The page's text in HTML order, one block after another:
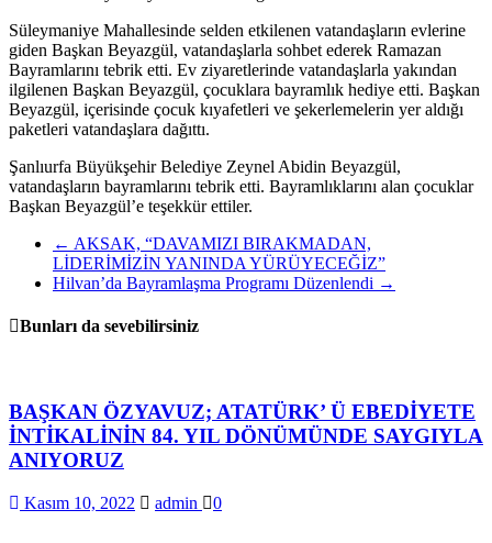
Süleymaniye Mahallesinde selden etkilenen vatandaşların evlerine
giden Başkan Beyazgül, vatandaşlarla sohbet ederek Ramazan
Bayramlarını tebrik etti. Ev ziyaretlerinde vatandaşlarla yakından
ilgilenen Başkan Beyazgül, çocuklara bayramlık hediye etti. Başkan
Beyazgül, içerisinde çocuk kıyafetleri ve şekerlemelerin yer aldığı
paketleri vatandaşlara dağıttı.
Şanlıurfa Büyükşehir Belediye Zeynel Abidin Beyazgül,
vatandaşların bayramlarını tebrik etti. Bayramlıklarını alan çocuklar
Başkan Beyazgül’e teşekkür ettiler.
← AKSAK, “DAVAMIZI BIRAKMADAN,
LİDERİMİZİN YANINDA YÜRÜYECEĞİZ”
Hilvan’da Bayramlaşma Programı Düzenlendi →
Bunları da sevebilirsiniz
BAŞKAN ÖZYAVUZ; ATATÜRK’ Ü EBEDİYETE
İNTİKALİNİN 84. YIL DÖNÜMÜNDE SAYGIYLA
ANIYORUZ
Kasım 10, 2022 admin 0